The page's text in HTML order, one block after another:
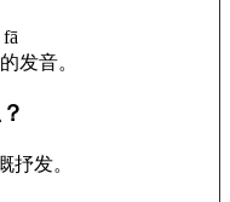
发音。
抒发。